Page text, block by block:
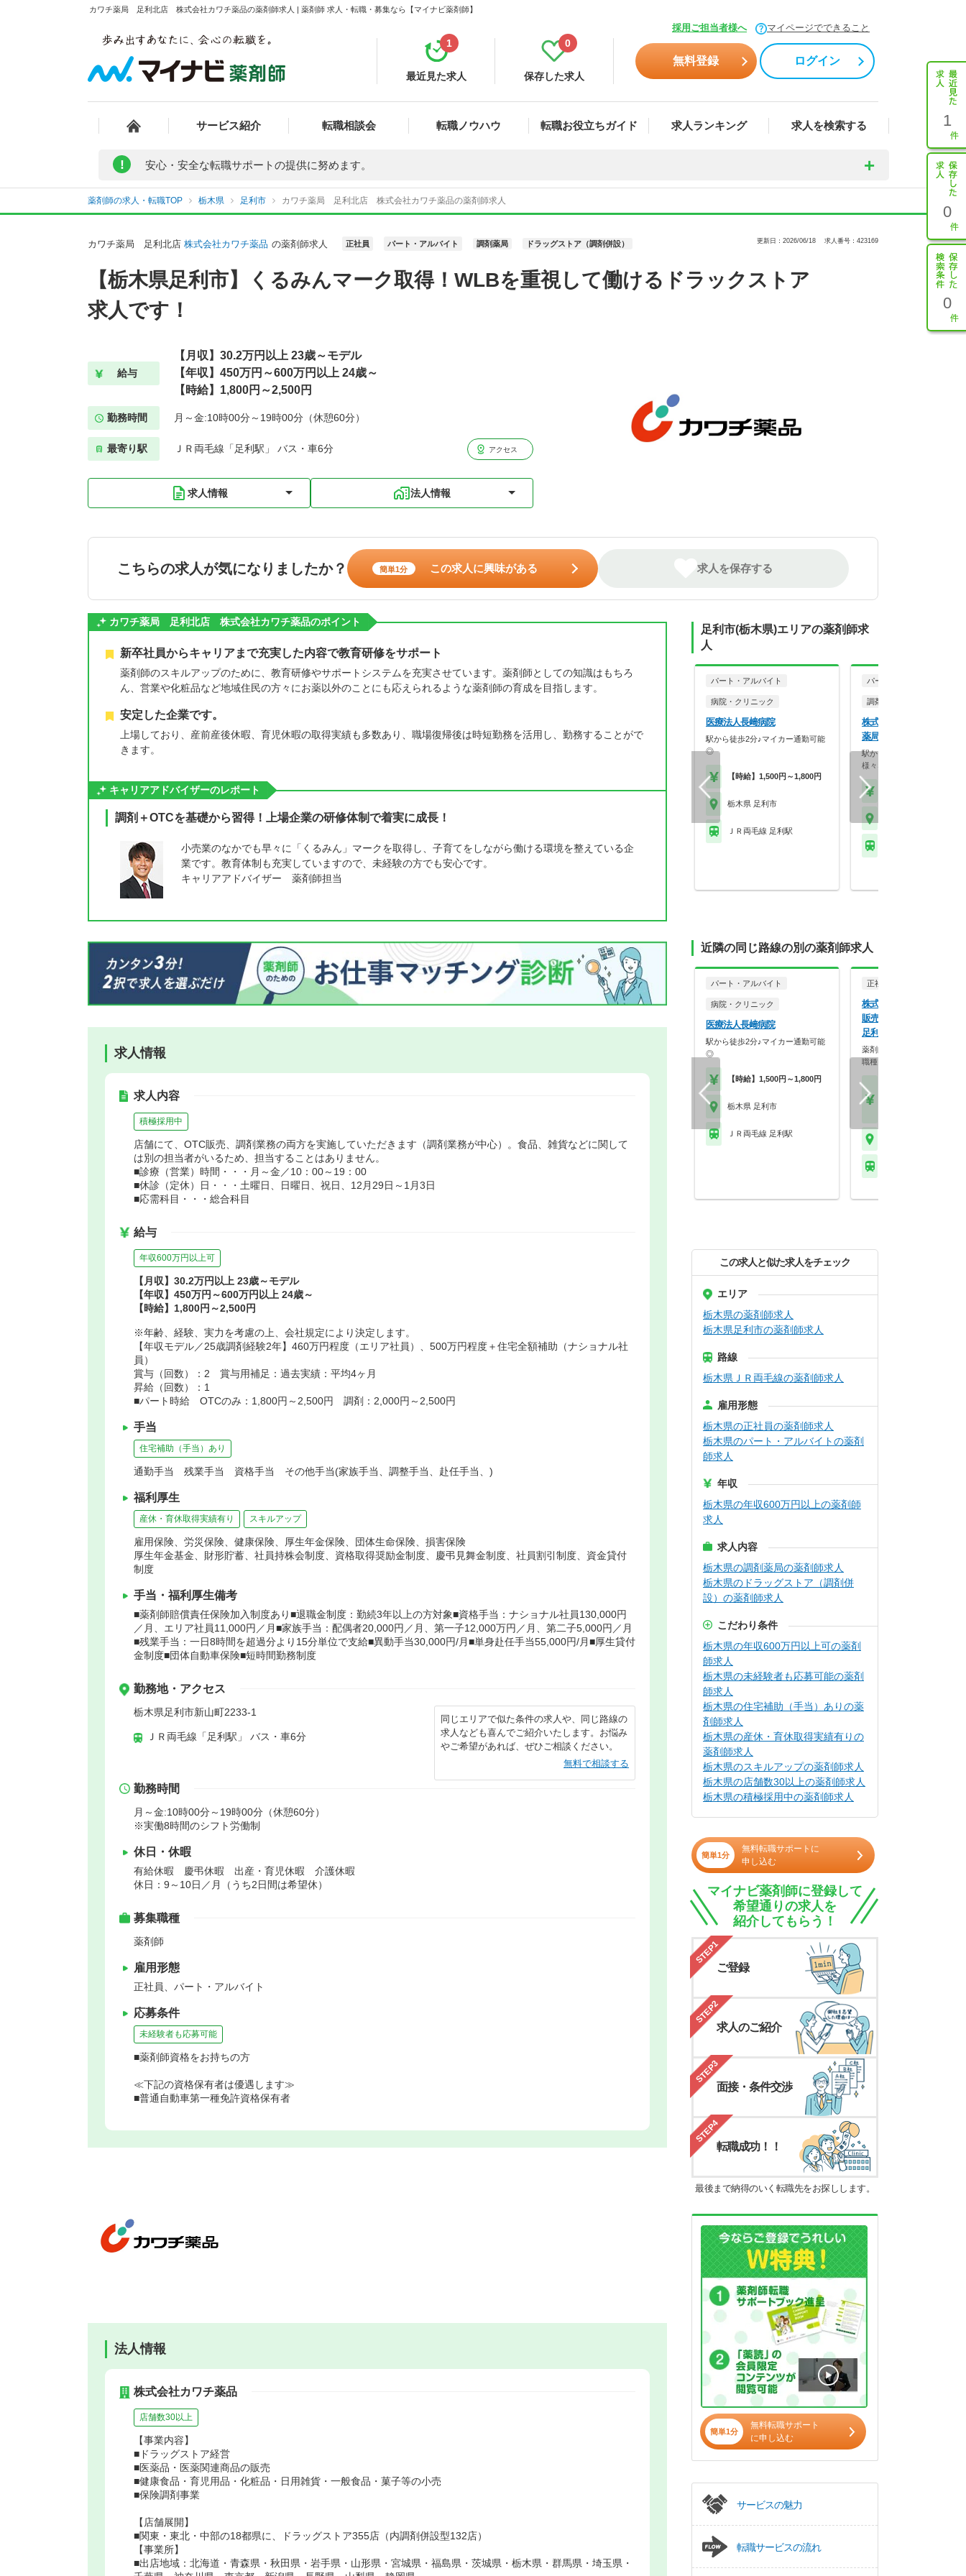
カワチ薬局 足利北店 株式会社カワチ薬品の薬剤師求人 | 薬剤師 求人・転職・募集なら【マイナビ薬剤師】
採用ご担当者様へ マイページでできること
最近見た求人
1
保存した求人
0
無料登録 ログイン
サービス紹介 転職相談会 転職ノウハウ 転職お役立ちガイド 求人ランキング 求人を検索する 1
0
0
! 安心・安全な転職サポートの提供に努めます。
薬剤師の求人・転職TOP 栃木県 足利市 カワチ薬局 足利北店 株式会社カワチ薬品の薬剤師求人
カワチ薬局 足利北店 株式会社カワチ薬品 の薬剤師求人 正社員 パート・アルバイト 調剤薬局 ドラッグストア（調剤併設） 更新日：2026/06/18 求人番号：423169
【栃木県足利市】くるみんマーク取得！WLBを重視して働けるドラックストア
求人です！
給与
【月収】30.2万円以上 23歳～モデル
【年収】450万円～600万円以上 24歳～
【時給】1,800円～2,500円
勤務時間 月～金:10時00分～19時00分（休憩60分）
最寄り駅 ＪＲ両毛線「足利駅」 バス・車6分 アクセス
求人情報 法人情報
こちらの求人が気になりましたか？ 簡単1分 この求人に興味がある 求人を保存する
カワチ薬局 足利北店 株式会社カワチ薬品のポイント
新卒社員からキャリアまで充実した内容で教育研修をサポート
薬剤師のスキルアップのために、教育研修やサポートシステムを充実させています。薬剤師としての知識はもちろ
ん、営業や化粧品など地域住民の方々にお薬以外のことにも応えられるような薬剤師の育成を目指します。
安定した企業です。
上場しており、産前産後休暇、育児休暇の取得実績も多数あり、職場復帰後は時短勤務を活用し、勤務することがで
きます。
キャリアアドバイザーのレポート
調剤＋OTCを基礎から習得！上場企業の研修体制で着実に成長！
小売業のなかでも早々に「くるみん」マークを取得し、子育てをしながら働ける環境を整えている企
業です。教育体制も充実していますので、未経験の方でも安心です。
キャリアアドバイザー 薬剤師担当
求人情報
求人内容
積極採用中
店舗にて、OTC販売、調剤業務の両方を実施していただきます（調剤業務が中心）。食品、雑貨などに関して
は別の担当者がいるため、担当することはありません。
■診療（営業）時間・・・月～金／10：00～19：00
■休診（定休）日・・・土曜日、日曜日、祝日、12月29日～1月3日
■応需科目・・・総合科目
給与
年収600万円以上可
【月収】30.2万円以上 23歳～モデル
【年収】450万円～600万円以上 24歳～
【時給】1,800円～2,500円
※年齢、経験、実力を考慮の上、会社規定により決定します。
【年収モデル／25歳調剤経験2年】460万円程度（エリア社員）、500万円程度＋住宅全額補助（ナショナル社
員）
賞与（回数）：2 賞与用補足：過去実績：平均4ヶ月
昇給（回数）：1
■パート時給 OTCのみ：1,800円～2,500円 調剤：2,000円～2,500円
手当
住宅補助（手当）あり
通勤手当 残業手当 資格手当 その他手当(家族手当、調整手当、赴任手当、)
福利厚生
産休・育休取得実績有り スキルアップ
雇用保険、労災保険、健康保険、厚生年金保険、団体生命保険、損害保険
厚生年金基金、財形貯蓄、社員持株会制度、資格取得奨励金制度、慶弔見舞金制度、社員割引制度、資金貸付
制度
手当・福利厚生備考
■薬剤師賠償責任保険加入制度あり■退職金制度：勤続3年以上の方対象■資格手当：ナショナル社員130,000円
／月、エリア社員11,000円／月■家族手当：配偶者20,000円／月、第一子12,000万円／月、第二子5,000円／月
■残業手当：一日8時間を超過分より15分単位で支給■異動手当30,000円/月■単身赴任手当55,000円/月■厚生貸付
金制度■団体自動車保険■短時間勤務制度
勤務地・アクセス
栃木県足利市新山町2233-1
ＪＲ両毛線「足利駅」 バス・車6分
同じエリアで似た条件の求人や、同じ路線の
求人なども喜んでご紹介いたします。お悩み
やご希望があれば、ぜひご相談ください。
無料で相談する
勤務時間
月～金:10時00分～19時00分（休憩60分）
※実働8時間のシフト労働制
休日・休暇
有給休暇 慶弔休暇 出産・育児休暇 介護休暇
休日：9～10日／月（うち2日間は希望休）
募集職種
薬剤師
雇用形態
正社員、パート・アルバイト
応募条件
未経験者も応募可能
■薬剤師資格をお持ちの方
≪下記の資格保有者は優遇します≫
■普通自動車第一種免許資格保有者
法人情報
株式会社カワチ薬品
店舗数30以上
【事業内容】
■ドラッグストア経営
■医薬品・医薬関連商品の販売
■健康食品・育児用品・化粧品・日用雑貨・一般食品・菓子等の小売
■保険調剤事業
【店舗展開】
■関東・東北・中部の18都県に、ドラッグストア355店（内調剤併設型132店）
【事業所】
■出店地域：北海道・青森県・秋田県・岩手県・山形県・宮城県・福島県・茨城県・栃木県・群馬県・埼玉県・
足利市(栃木県)エリアの薬剤師求
人
パート・アルバイト
病院・クリニック
医療法人長﨑病院
駅から徒歩2分♪マイカー通勤可能
◎
【時給】1,500円～1,800円
栃木県 足利市
ＪＲ両毛線 足利駅
パート・アルバイト
調剤薬局
株式会社メディキュア
薬局
駅から徒歩圏内で残業も少な
様々なライフスタイル…
近隣の同じ路線の別の薬剤師求人
パート・アルバイト
病院・クリニック
医療法人長﨑病院
駅から徒歩2分♪マイカー通勤可能
◎
【時給】1,500円～1,800円
栃木県 足利市
ＪＲ両毛線 足利駅
正社員
株式会社マツモトキヨシ
販売 調剤薬局マツモト
足利日赤店
薬剤師資格を活かしつつも様
職種を経験でき、成長…
この求人と似た求人をチェック
エリア
栃木県の薬剤師求人
栃木県足利市の薬剤師求人
路線
栃木県ＪＲ両毛線の薬剤師求人
雇用形態
栃木県の正社員の薬剤師求人
栃木県のパート・アルバイトの薬剤
師求人
年収
栃木県の年収600万円以上の薬剤師
求人
求人内容
栃木県の調剤薬局の薬剤師求人
栃木県のドラッグストア（調剤併
設）の薬剤師求人
こだわり条件
栃木県の年収600万円以上可の薬剤
師求人
栃木県の未経験者も応募可能の薬剤
師求人
栃木県の住宅補助（手当）ありの薬
剤師求人
栃木県の産休・育休取得実績有りの
薬剤師求人
栃木県のスキルアップの薬剤師求人
栃木県の店舗数30以上の薬剤師求人
栃木県の積極採用中の薬剤師求人
簡単1分
無料転職サポートに
申し込む
マイナビ薬剤師に登録して
希望通りの求人を
紹介してもらう！
STEP1
ご登録
STEP2
求人のご紹介
STEP3
面接・条件交渉
STEP4
転職成功！！
最後まで納得のいく転職先をお探しします。
簡単1分
無料転職サポート
に申し込む
サービスの魅力
転職サービスの流れ